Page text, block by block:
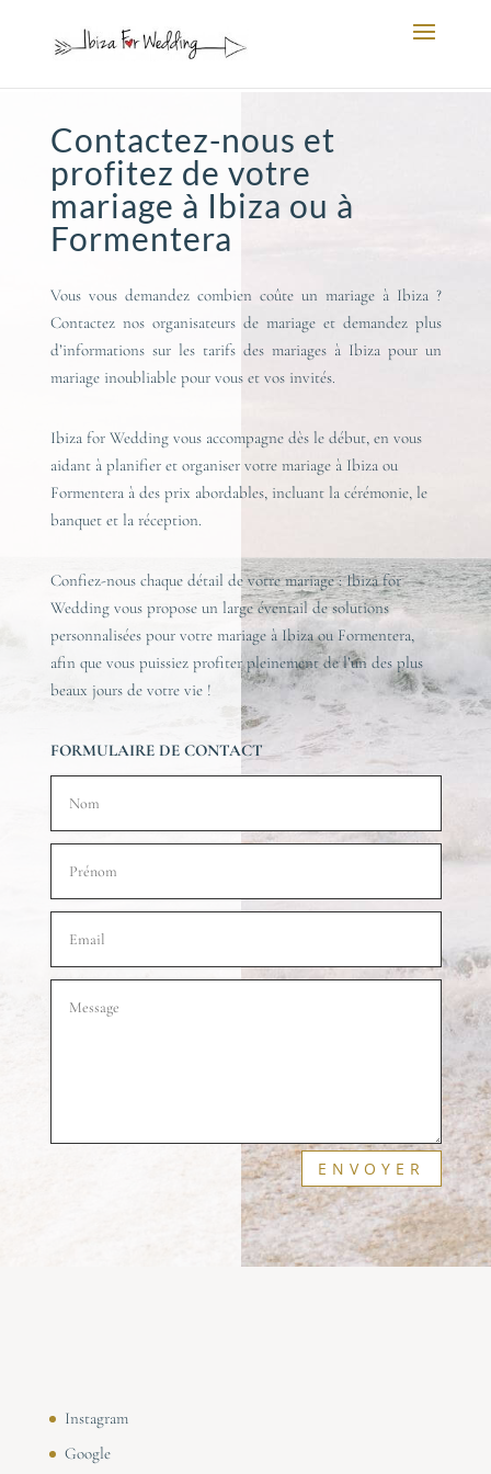
Contactez-nous et
profitez de votre
mariage à Ibiza ou à
Formentera
Vous vous demandez combien coûte un mariage à Ibiza ?
Contactez nos organisateurs de mariage et demandez plus
d’informations sur les tarifs des mariages à Ibiza pour un
mariage inoubliable pour vous et vos invités.
Ibiza for Wedding vous accompagne dès le début, en vous
aidant à planifier et organiser votre mariage à Ibiza ou
Formentera à des prix abordables, incluant la cérémonie, le
banquet et la réception.
Confiez-nous chaque détail de votre mariage : Ibiza for
Wedding vous propose un large éventail de solutions
personnalisées pour votre mariage à Ibiza ou Formentera,
afin que vous puissiez profiter pleinement de l’un des plus
beaux jours de votre vie !
FORMULAIRE DE CONTACT
ENVOYER
Instagram
Google